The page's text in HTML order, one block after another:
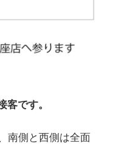
客です。
南側と西側は全面